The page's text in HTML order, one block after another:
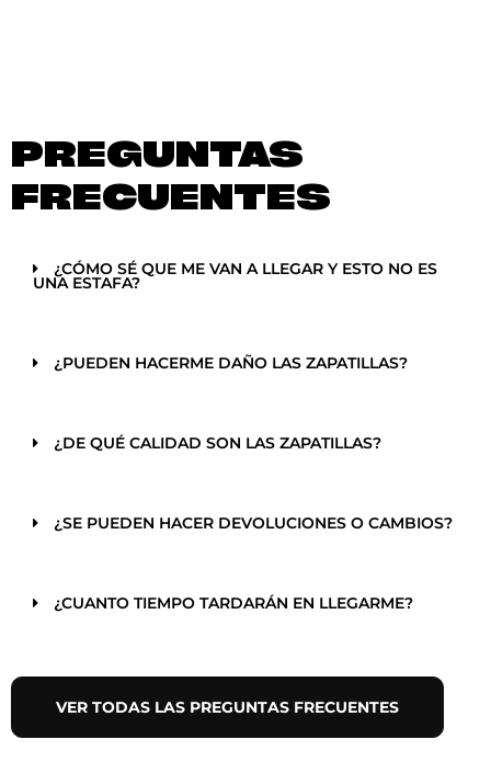
PREGUNTAS
FRECUENTES
¿CÓMO SÉ QUE ME VAN A LLEGAR Y ESTO NO ES
UNA ESTAFA?
¿PUEDEN HACERME DAÑO LAS ZAPATILLAS?
¿DE QUÉ CALIDAD SON LAS ZAPATILLAS?
¿SE PUEDEN HACER DEVOLUCIONES O CAMBIOS?
¿CUANTO TIEMPO TARDARÁN EN LLEGARME?
VER TODAS LAS PREGUNTAS FRECUENTES